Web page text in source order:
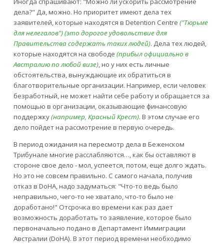
дела?" Да, можно. Но приоритет имеют дела тех
заявителей, которые находятся в Detention Centre ("Тюрьме
для нелегалов") (это дорогое удовольствие для
Правительства содержать таких людей). Дела тех людей,
которые находятся на свободе (прибыл официально в
Австралию по любой визе), но у них есть личные
обстоятельства, вынуждающие их обратиться в
благотворительные организации. Например, если человек
безработный, не может найти себе работу и обращается за
помощью в организации, оказывающие финансовую
поддержку(например, Красный Крест). В этом случае его
дело пойдет на рассмотрение в первую очередь.
В период ожидания на пересмотр дела в Беженском
Трибунале многие расслабляются…, как бы оставляют в
стороне свое дело - мол, успеется, потом, еще долго ждать.
Но это не совсем правильно. С самого начала, получив
отказ в DoHA, надо задуматься: "Что-то ведь было
неправильно, чего-то не хватало, что-то было не
доработано!" Отсрочка во времени как раз дает
возможность доработать то заявление, которое было
первоначально подано в Департамент Иммиграции
Австралии (DoHA). В этот период времени необходимо